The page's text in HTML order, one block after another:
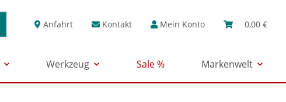
Anfahrt Kontakt Mein Konto 0,00 €
Werkzeug Sale % Markenwelt